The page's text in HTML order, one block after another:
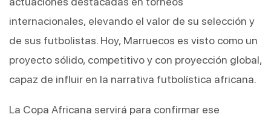
internacionales, elevando el valor de su selección y
de sus futbolistas. Hoy, Marruecos es visto como un
proyecto sólido, competitivo y con proyección global,
capaz de influir en la narrativa futbolística africana.
La Copa Africana servirá para confirmar ese